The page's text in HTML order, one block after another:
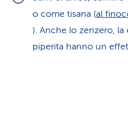
o come tisana (al
). Anche lo zenze­ro, la
piperita hanno un